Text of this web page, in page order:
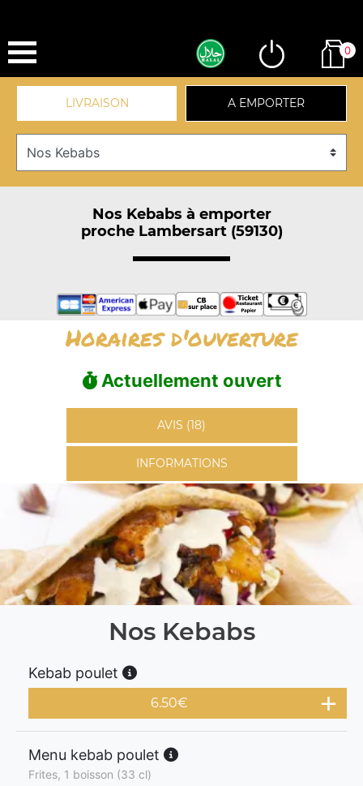
0
LIVRAISON A EMPORTER
Nos Kebabs à emporter
proche Lambersart (59130)
Horaires d'ouverture
Actuellement ouvert
AVIS (18)
INFORMATIONS
Nos Kebabs
Kebab poulet
6.50€
Menu kebab poulet
Frites, 1 boisson (33 cl)